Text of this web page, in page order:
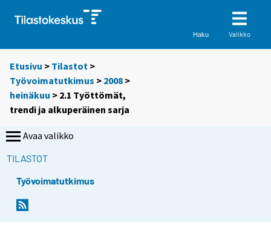
Haku Valikko
Etusivu > Tilastot >
Työvoimatutkimus > 2008 >
heinäkuu > 2.1 Työttömät,
trendi ja alkuperäinen sarja
Avaa valikko
TILASTOT
Työvoimatutkimus